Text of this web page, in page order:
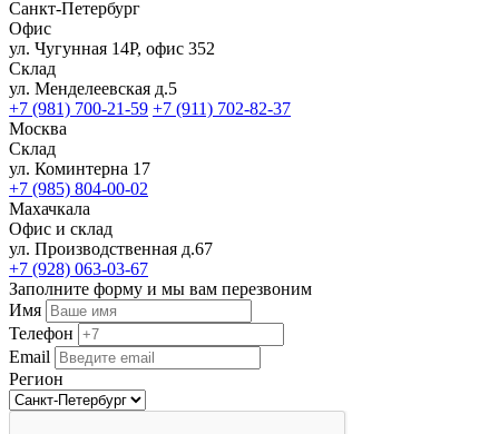
Санкт-Петербург
Офис
ул. Чугунная 14Р, офис 352
Склад
ул. Менделеевская д.5
+7 (981) 700-21-59 +7 (911) 702-82-37
Москва
Склад
ул. Коминтерна 17
+7 (985) 804-00-02
Махачкала
Офис и склад
ул. Производственная д.67
+7 (928) 063-03-67
Заполните форму и мы вам перезвоним
Имя
Телефон
Email
Регион